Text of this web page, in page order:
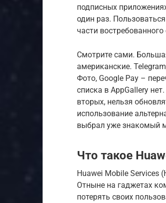
подписных
один раз.
части
Смотрите сами.
американские.
Фото, Google Pay –
списка в AppGallery
вторых, нельзя
использование
выбрал уже знакомый
Что такое
Huawei Mobile Services
Отныне на гаджетах
потерять своих